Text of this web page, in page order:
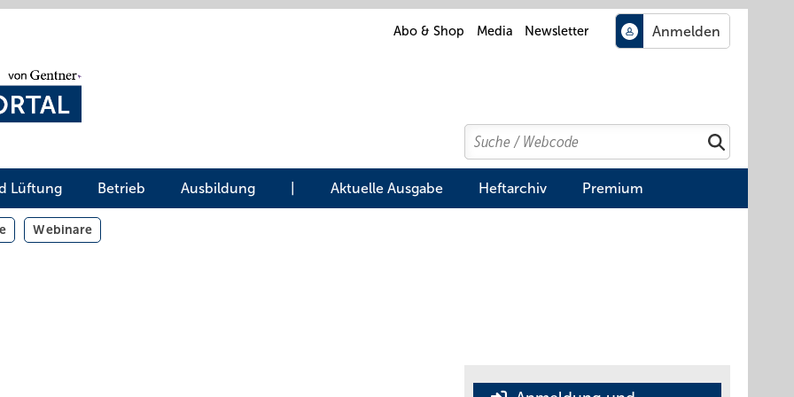
Abo & Shop Media Newsletter
Search
Suchen
Lüftung Betrieb Ausbildung Aktuelle Ausgabe Heftarchiv Premium
Webinare